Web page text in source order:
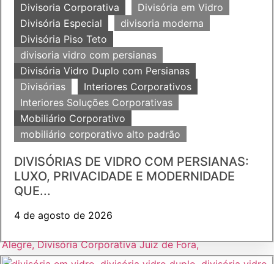
Divisoria Corporativa
Divisória em Vidro
Divisória Especial
divisoria moderna
Divisória Piso Teto
divisoria vidro com persianas
Divisória Vidro Duplo com Persianas
Divisórias
Interiores Corporativos
Interiores Soluções Corporativas
Mobiliário Corporativo
mobiliário corporativo alto padrão
DIVISÓRIAS DE VIDRO COM PERSIANAS:
LUXO, PRIVACIDADE E MODERNIDADE
QUE...
4 de agosto de 2026